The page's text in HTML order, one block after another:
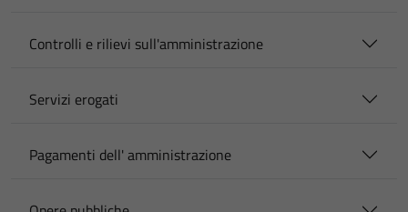
Controlli e rilievi sull'amministrazione
Servizi erogati
Pagamenti dell' amministrazione